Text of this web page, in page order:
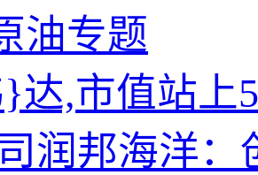
油专题
达,市值站上
润邦海洋